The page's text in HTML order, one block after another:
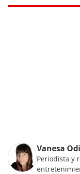
Vanesa
Periodista y